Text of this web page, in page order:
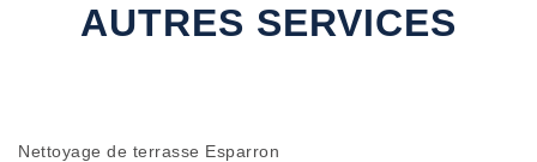
AUTRES SERVICES
Nettoyage de terrasse Esparron